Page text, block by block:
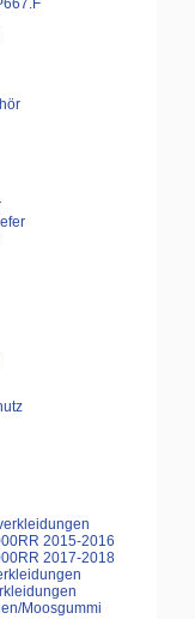
2015-2016
2017-2018
Moosgummi